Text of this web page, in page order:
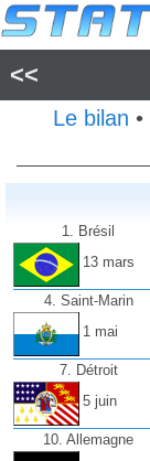
<<
Le bilan •
1. Brésil
13 mars
4. Saint-Marin
1 mai
7. Détroit
5 juin
10. Allemagne